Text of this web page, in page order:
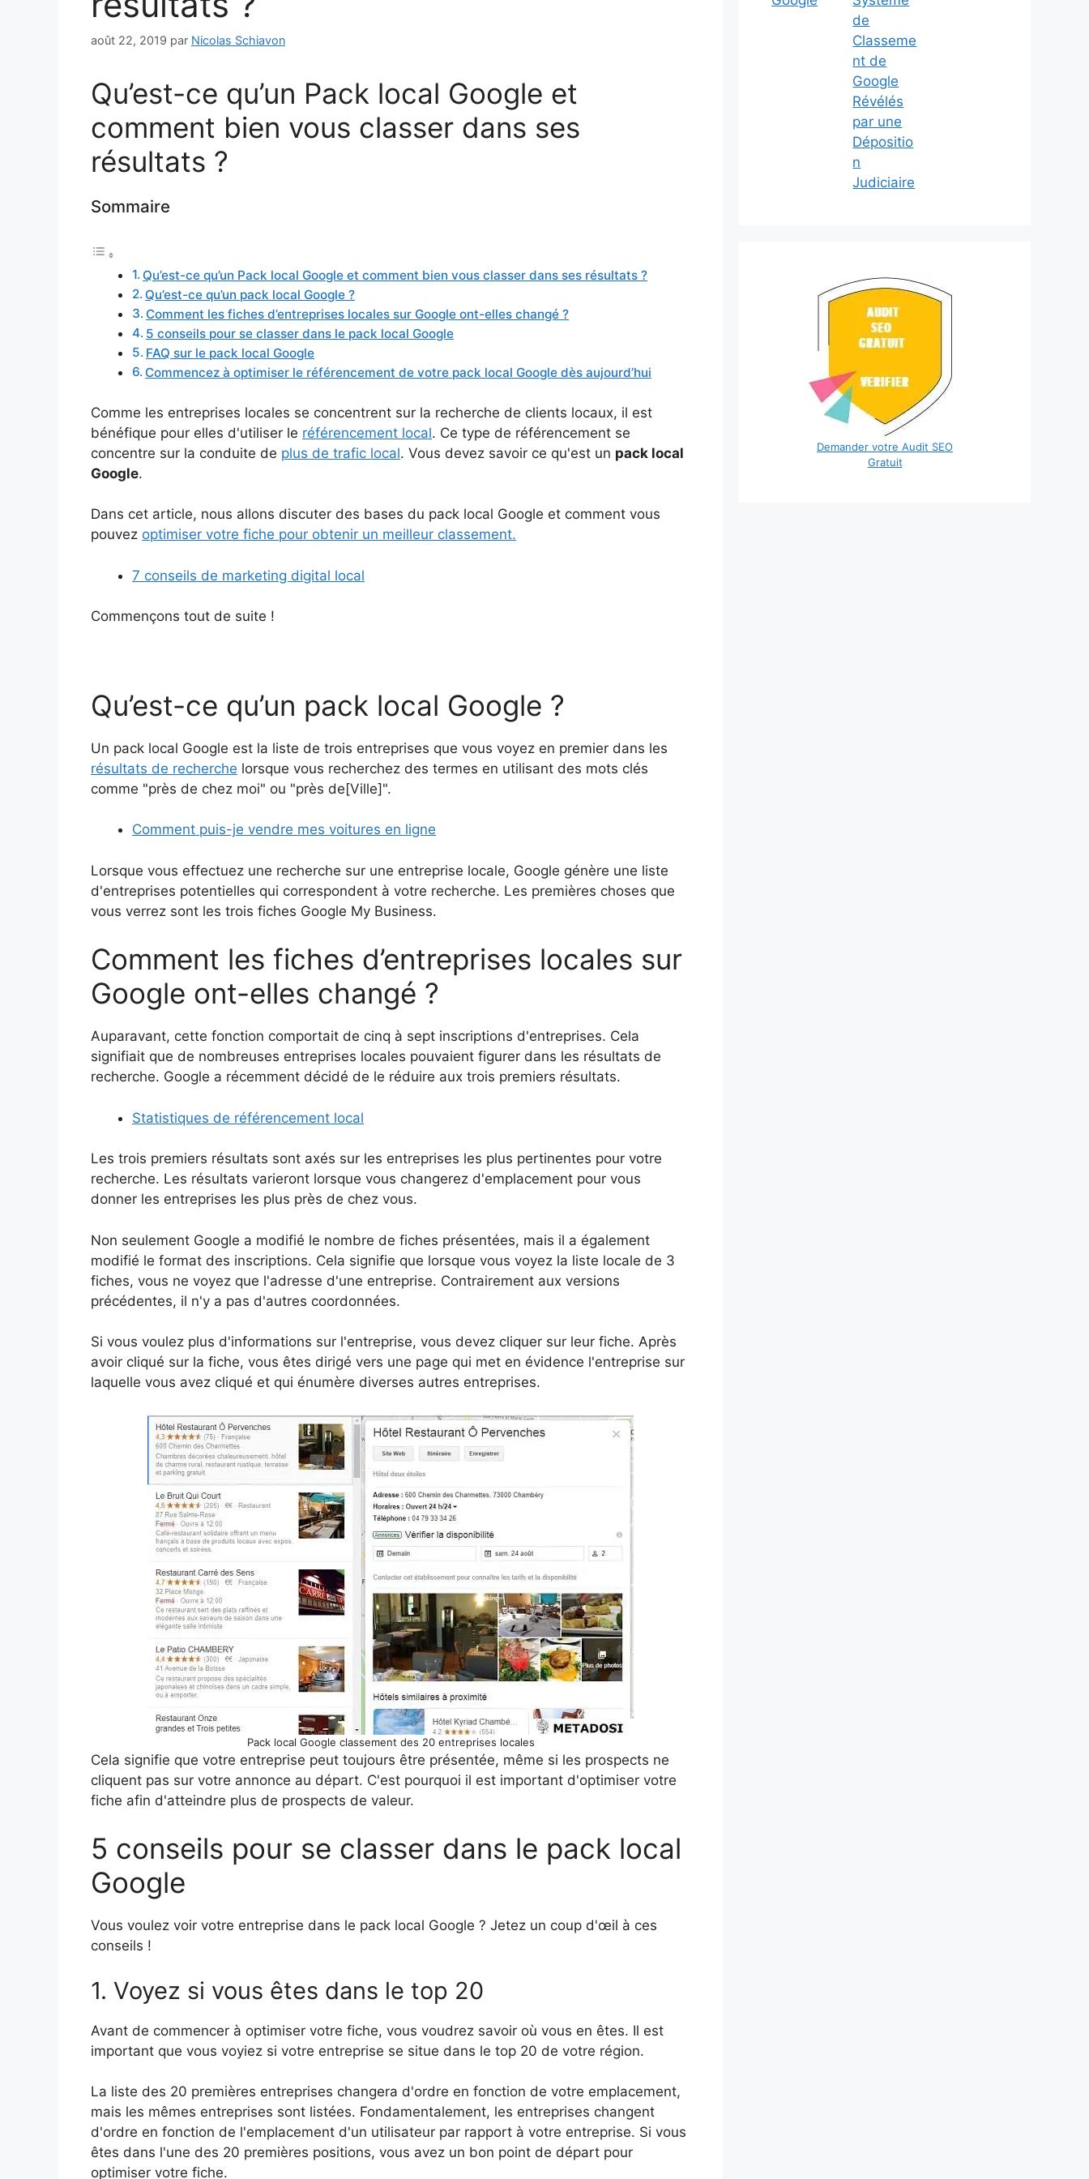
août 22, 2019 par Nicolas Schiavon
Qu’est-ce qu’un Pack local Google et
comment bien vous classer dans ses
résultats ?
Sommaire
Qu’est-ce qu’un Pack local Google et comment bien vous classer dans ses résultats ?
Qu’est-ce qu’un pack local Google ?
Comment les fiches d’entreprises locales sur Google ont-elles changé ?
5 conseils pour se classer dans le pack local Google
FAQ sur le pack local Google
Commencez à optimiser le référencement de votre pack local Google dès aujourd’hui
Comme les entreprises locales se concentrent sur la recherche de clients locaux, il est
bénéfique pour elles d'utiliser le référencement local. Ce type de référencement se
concentre sur la conduite de plus de trafic local. Vous devez savoir ce qu'est un pack local
Google.
Dans cet article, nous allons discuter des bases du pack local Google et comment vous
pouvez optimiser votre fiche pour obtenir un meilleur classement.
7 conseils de marketing digital local
Commençons tout de suite !
Qu’est-ce qu’un pack local Google ?
Un pack local Google est la liste de trois entreprises que vous voyez en premier dans les
résultats de recherche lorsque vous recherchez des termes en utilisant des mots clés
comme "près de chez moi" ou "près de[Ville]".
Comment puis-je vendre mes voitures en ligne
Lorsque vous effectuez une recherche sur une entreprise locale, Google génère une liste
d'entreprises potentielles qui correspondent à votre recherche. Les premières choses que
vous verrez sont les trois fiches Google My Business.
Comment les fiches d’entreprises locales sur
Google ont-elles changé ?
Auparavant, cette fonction comportait de cinq à sept inscriptions d'entreprises. Cela
signifiait que de nombreuses entreprises locales pouvaient figurer dans les résultats de
recherche. Google a récemment décidé de le réduire aux trois premiers résultats.
Statistiques de référencement local
Les trois premiers résultats sont axés sur les entreprises les plus pertinentes pour votre
recherche. Les résultats varieront lorsque vous changerez d'emplacement pour vous
donner les entreprises les plus près de chez vous.
Non seulement Google a modifié le nombre de fiches présentées, mais il a également
modifié le format des inscriptions. Cela signifie que lorsque vous voyez la liste locale de 3
fiches, vous ne voyez que l'adresse d'une entreprise. Contrairement aux versions
précédentes, il n'y a pas d'autres coordonnées.
Si vous voulez plus d'informations sur l'entreprise, vous devez cliquer sur leur fiche. Après
avoir cliqué sur la fiche, vous êtes dirigé vers une page qui met en évidence l'entreprise sur
laquelle vous avez cliqué et qui énumère diverses autres entreprises.
Pack local Google classement des 20 entreprises locales
Cela signifie que votre entreprise peut toujours être présentée, même si les prospects ne
cliquent pas sur votre annonce au départ. C'est pourquoi il est important d'optimiser votre
fiche afin d'atteindre plus de prospects de valeur.
5 conseils pour se classer dans le pack local
Google
Vous voulez voir votre entreprise dans le pack local Google ? Jetez un coup d'œil à ces
conseils !
1. Voyez si vous êtes dans le top 20
Avant de commencer à optimiser votre fiche, vous voudrez savoir où vous en êtes. Il est
important que vous voyiez si votre entreprise se situe dans le top 20 de votre région.
La liste des 20 premières entreprises changera d'ordre en fonction de votre emplacement,
mais les mêmes entreprises sont listées. Fondamentalement, les entreprises changent
d'ordre en fonction de l'emplacement d'un utilisateur par rapport à votre entreprise. Si vous
êtes dans l'une des 20 premières positions, vous avez un bon point de départ pour
optimiser votre fiche.
de
Classeme
nt de
Google
Révélés
par une
Dépositio
n
Judiciaire
Demander votre Audit SEO
Gratuit